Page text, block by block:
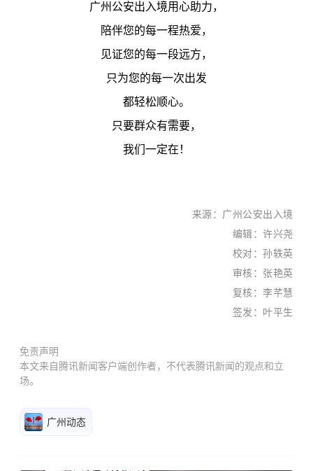
广州公安出入境用心助力，
陪伴您的每一程热爱，
见证您的每一段远方，
只为您的每一次出发
都轻松顺心。
只要群众有需要，
我们一定在！
来源： 广州公安出入境
编辑：许兴尧
校对：孙轶英
审核：张艳英
复核：李芊慧
签发：叶平生
免责声明
本文来自腾讯新闻客户端创作者，不代表腾讯新闻的观点和立
场。
广州动态